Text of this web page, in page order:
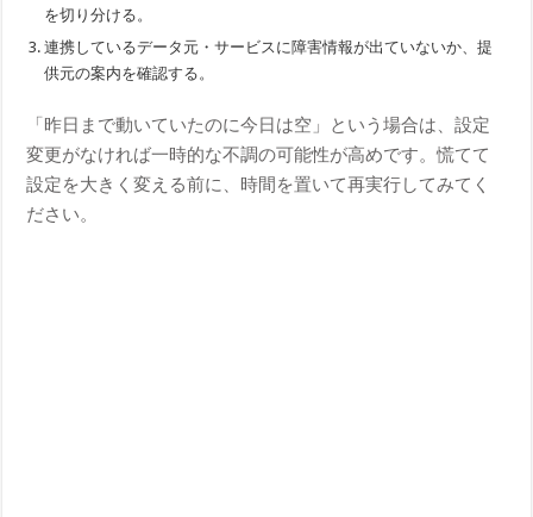
を切り分ける。
連携しているデータ元・サービスに障害情報が出ていないか、提
供元の案内を確認する。
「昨日まで動いていたのに今日は空」という場合は、設定
変更がなければ一時的な不調の可能性が高めです。慌てて
設定を大きく変える前に、時間を置いて再実行してみてく
ださい。